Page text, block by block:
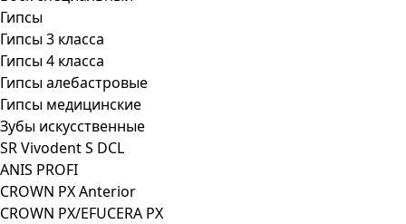
Гипсы
Гипсы 3 класса
Гипсы 4 класса
Гипсы алебастровые
Гипсы медицинские
Зубы искусственные
SR Vivodent S DCL
ANIS PROFI
CROWN PX Anterior
CROWN PX/EFUCERA PX